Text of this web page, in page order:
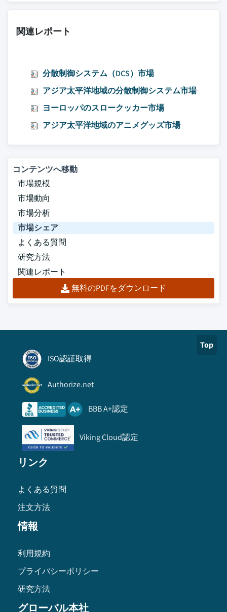
関連レポート
分散制御システム（DCS）市場
アジア太平洋地域の分散制御システム市場
ヨーロッパのスロークッカー市場
アジア太平洋地域のアニメグッズ市場
コンテンツへ移動
市場規模
市場動向
市場分析
市場シェア
よくある質問
研究方法
関連レポート
無料のPDFをダウンロード
Top
ISO認証取得
Authorize.net
BBB A+認定
Viking Cloud認定
リンク
よくある質問
注文方法
情報
利用規約
プライバシーポリシー
研究方法
グローバル本社